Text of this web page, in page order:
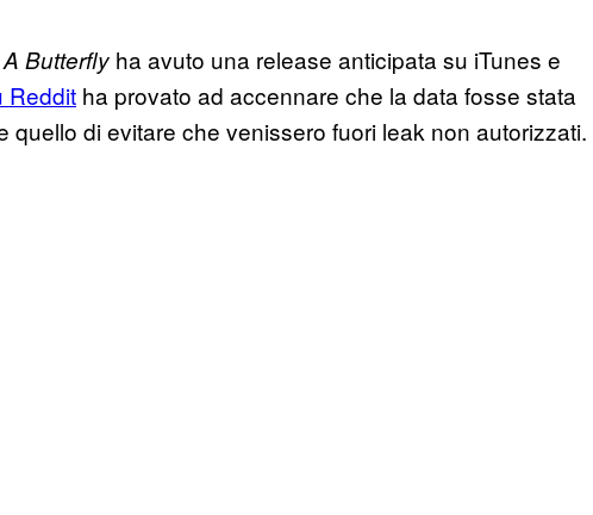
Butterfly ha avuto una release anticipata su iTunes e
Reddit ha provato ad accennare che la data fosse stata
quello di evitare che venissero fuori leak non autorizzati.